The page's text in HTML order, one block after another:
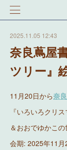
2025.11.05 12:43
奈良蔦屋
ツリー』
11月20日から奈
『いろいろクリ
＆おおでゆかこの
会期: 2025年11月